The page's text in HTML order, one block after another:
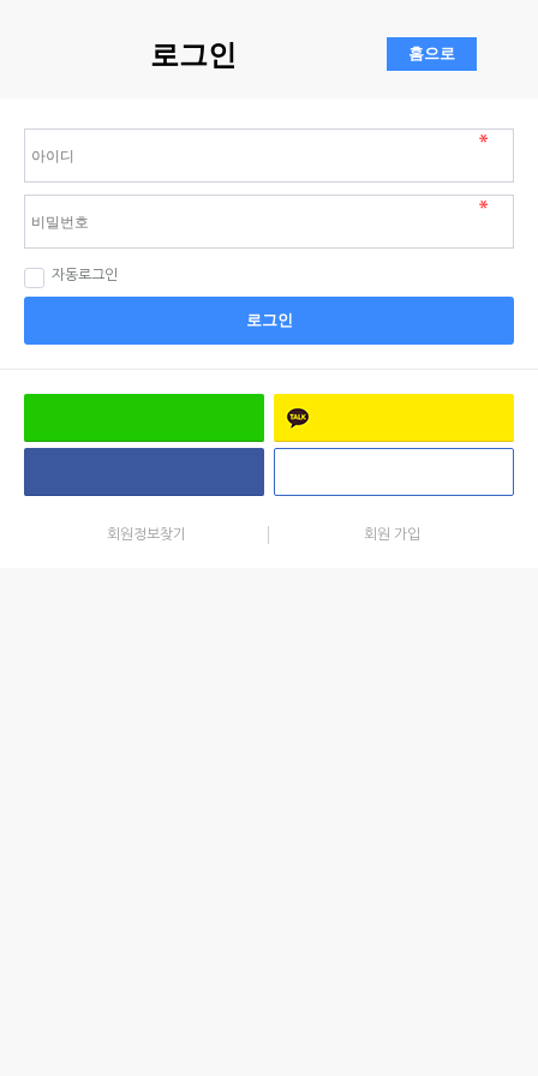
로그인
자동로그인
로그인
회원정보찾기 회원 가입